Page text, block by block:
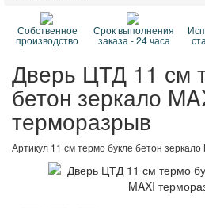
Собственное
производство
Срок выполнения
заказа - 24 часа
Дверь ЦТД 11 см
бетон зеркало
терморазрыв
Артикул 11 см термо букле бетон зеркало